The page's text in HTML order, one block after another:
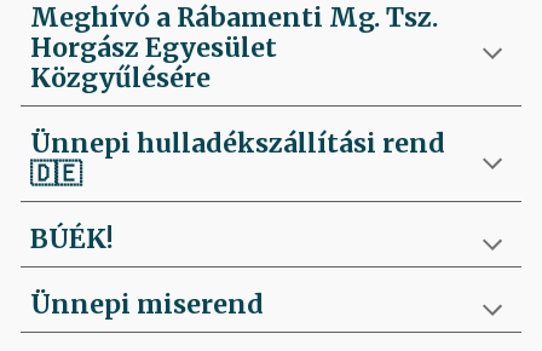
Meghívó a Rábamenti Mg. Tsz.
Horgász Egyesület
Közgyűlésére
Ünnepi hulladékszállítási rend
🇩🇪
BÚÉK!
Ünnepi miserend